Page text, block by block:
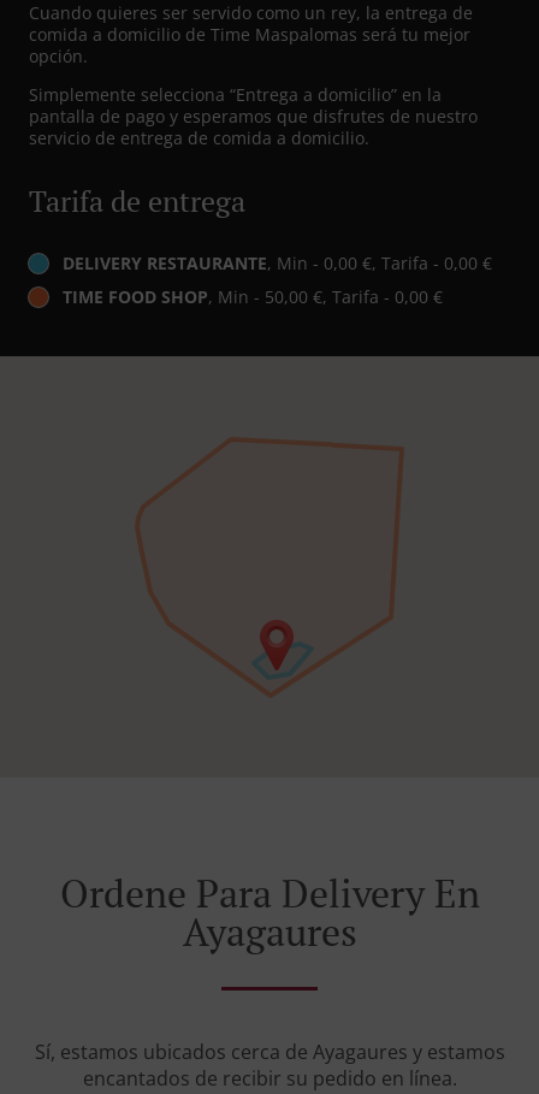
Cuando quieres ser servido como un rey, la entrega de
comida a domicilio de Time Maspalomas será tu mejor
opción.
Simplemente selecciona “Entrega a domicilio” en la
pantalla de pago y esperamos que disfrutes de nuestro
servicio de entrega de comida a domicilio.
Tarifa de entrega
DELIVERY RESTAURANTE, Min - 0,00 €, Tarifa - 0,00 €
TIME FOOD SHOP, Min - 50,00 €, Tarifa - 0,00 €
Ordene Para Delivery En
Ayagaures
Sí, estamos ubicados cerca de Ayagaures y estamos
encantados de recibir su pedido en línea.